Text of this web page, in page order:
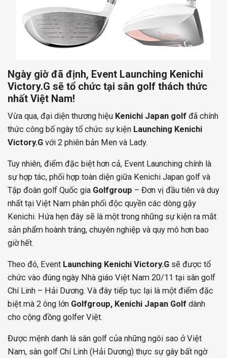
Ngày giờ đã định, Event Launching Kenichi
Victory.G sẽ tổ chức tại sân golf thách thức
nhất Việt Nam!
Vừa qua, đại diện thương hiệu Kenichi Japan golf đã chính
thức công bố ngày tổ chức sự kiện Launching Kenichi
Victory.G với 2 phiên bản Men và Lady.
Tuy nhiên, điểm đặc biệt hơn cả, Event Launching chính là
sự hợp tác, phối hợp toàn diện giữa Kenichi Japan golf và
Tập đoàn golf Quốc gia Golfgroup – Đơn vị đầu tiên và duy
nhất tại Việt Nam phân phối độc quyền các dòng gậy
Kenichi. Hứa hẹn đây sẽ là một trong những sự kiện ra mắt
sản phẩm hoành tráng, chuyên nghiệp và quy mô hơn bao
giờ hết.
Theo đó, Event Launching Kenichi Victory.G sẽ được tổ
chức vào đúng ngày Nhà giáo Việt Nam 20/11 tại sân golf
Chí Linh – Hải Dương. Và đây tiếp tục lại là một điểm đặc
biệt mà 2 ông lớn Golfgroup, Kenichi Japan Golf dành
cho cộng đồng golfer Việt.
Được mệnh danh là sân golf của những ngôi sao ở Việt
Nam, sân golf Chí Linh (Hải Dương) thực sự gây bất ngờ